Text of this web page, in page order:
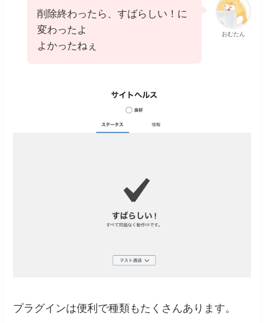
おむたん
削除終わったら、すばらしい！に
変わったよ
よかったねぇ
プラグインは便利で種類もたくさんあります。